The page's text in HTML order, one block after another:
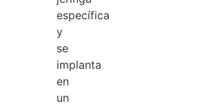
específica
y
se
implanta
en
un